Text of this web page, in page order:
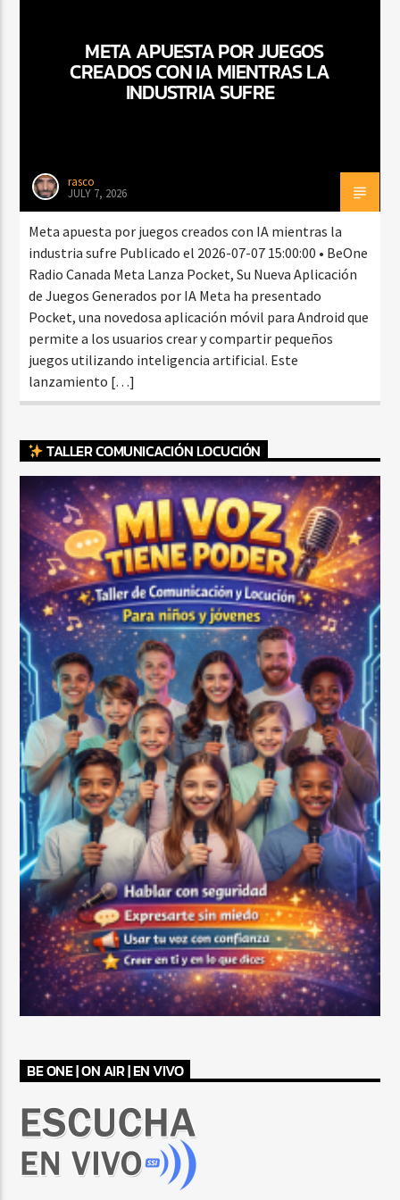
CURRENT SHOW
BEATS URBANOS
META APUESTA POR JUEGOS
CREADOS CON IA MIENTRAS LA
INDUSTRIA SUFRE
rasco
JULY 7, 2026
Meta apuesta por juegos creados con IA mientras la
industria sufre Publicado el 2026-07-07 15:00:00 • BeOne
Radio Canada Meta Lanza Pocket, Su Nueva Aplicación
de Juegos Generados por IA Meta ha presentado
Pocket, una novedosa aplicación móvil para Android que
permite a los usuarios crear y compartir pequeños
juegos utilizando inteligencia artificial. Este
lanzamiento […]
TALLER COMUNICACIÓN LOCUCIÓN
BE ONE | ON AIR | EN VIVO